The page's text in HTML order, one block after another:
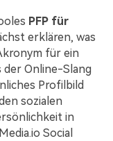
PFP für
erklären, was
für ein
der Online-Slang
Profilbild
sozialen
in
Social